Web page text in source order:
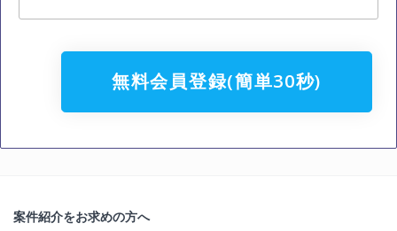
無料会員登録(簡単30秒)
案件紹介をお求めの方へ